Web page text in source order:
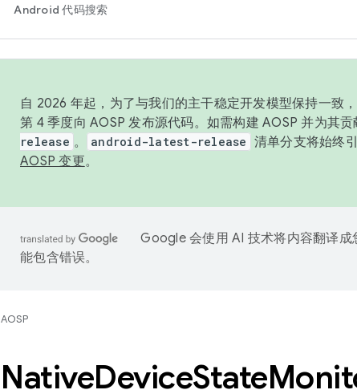
Android 代码搜索
自 2026 年起，为了与我们的主干稳定开发模型保持一致
第 4 季度向 AOSP 发布源代码。如需构建 AOSP 并为其
release 。 android-latest-release 清单分支将始终
AOSP 变更。
Google 会使用 AI 技术将内容翻译成
能包含错误。
AOSP
NativeDeviceState